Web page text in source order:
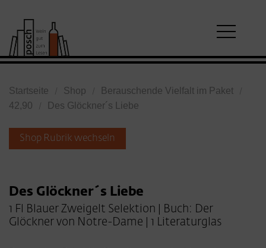
Startseite Shop
Berauschende Vielfalt im Paket
42,90
Des Glöckner´s Liebe
Shop Rubrik wechseln
Des Glöckner´s Liebe
1 Fl Blauer Zweigelt Selektion | Buch: Der
Glöckner von Notre-Dame | 1 Literaturglas